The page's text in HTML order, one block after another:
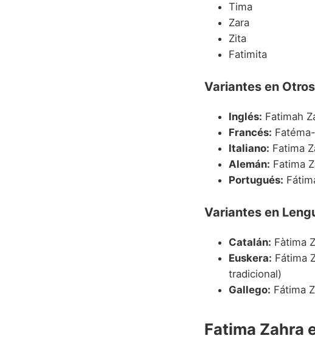
Tima
Zara
Zita
Fatimita
Variantes en
Inglés: Fatimah
Francés:
Italiano: Fatima
Alemán: Fatima
Portugués:
Variantes en
Catalán: Fàtima
Euskera: Fátima
tradicional)
Gallego: Fátima
Fatima Zahra